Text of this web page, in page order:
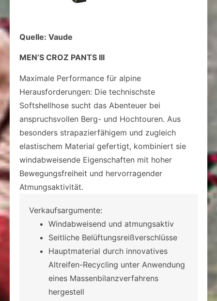
Quelle: Vaude
MEN’S CROZ PANTS III
Maximale Performance für alpine
Herausforderungen: Die technischste
Softshellhose sucht das Abenteuer bei
anspruchsvollen Berg- und Hochtouren. Aus
besonders strapazierfähigem und zugleich
elastischem Material gefertigt, kombiniert sie
windabweisende Eigenschaften mit hoher
Bewegungsfreiheit und hervorragender
Atmungsaktivität.
Verkaufsargumente:
Windabweisend und atmungsaktiv
Seitliche Belüftungsreißverschlüsse
Hauptmaterial durch innovatives
Altreifen-Recycling unter Anwendung
eines Massenbilanzverfahrens
hergestell